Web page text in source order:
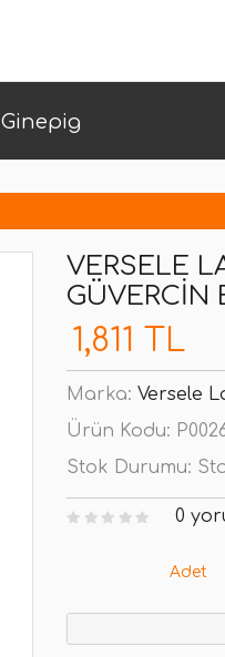
Ginepig
VERSELE
GÜVERCIN
1,811 TL
Marka: Versele
Ürün Kodu:
Stok Durumu:
0
Adet